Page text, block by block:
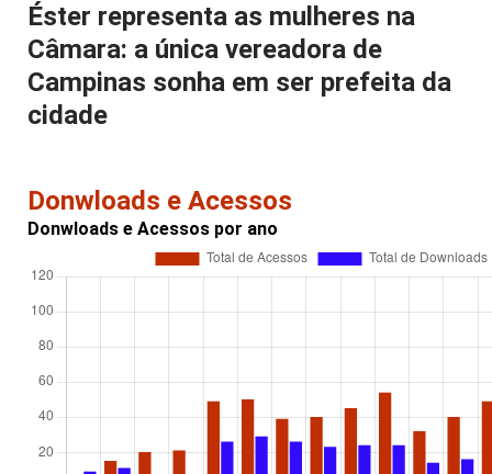
Éster representa as mulheres na
Câmara: a única vereadora de
Campinas sonha em ser prefeita da
cidade
Donwloads e Acessos
Donwloads e Acessos por ano